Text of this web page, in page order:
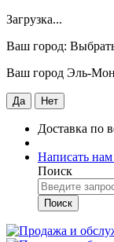
Загрузка...
Ваш город:
Ваш город Эль-
Да Нет
Доставка по
Написать
Поиск
Поиск